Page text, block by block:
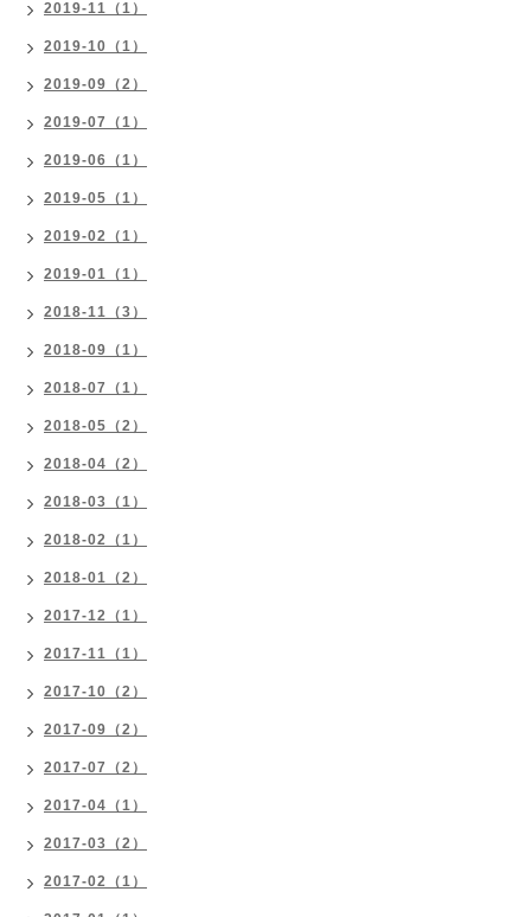
2019-11（1）
2019-10（1）
2019-09（2）
2019-07（1）
2019-06（1）
2019-05（1）
2019-02（1）
2019-01（1）
2018-11（3）
2018-09（1）
2018-07（1）
2018-05（2）
2018-04（2）
2018-03（1）
2018-02（1）
2018-01（2）
2017-12（1）
2017-11（1）
2017-10（2）
2017-09（2）
2017-07（2）
2017-04（1）
2017-03（2）
2017-02（1）